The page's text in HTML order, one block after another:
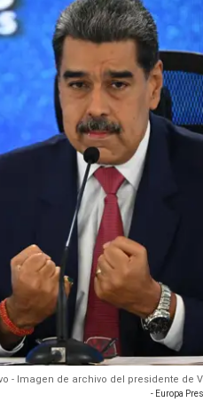
- Imagen de archivo del presidente de
- Europa